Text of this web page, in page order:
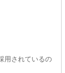
用されているの